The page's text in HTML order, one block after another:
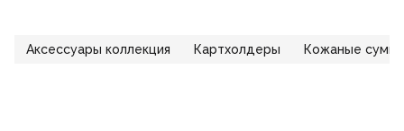
Аксессуары коллекция Картхолдеры Кожаные сумки